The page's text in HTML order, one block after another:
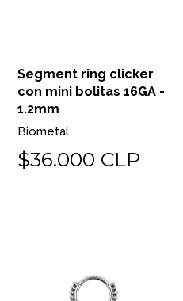
Segment ring clicker
con mini bolitas 16GA -
1.2mm
Biometal
$36.000 CLP